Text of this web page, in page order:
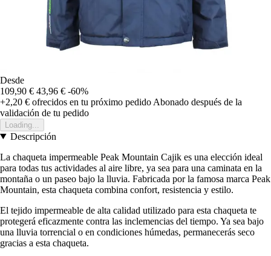
Desde
109,90 € 43,96 € -60%
+2,20 € ofrecidos en tu próximo pedido Abonado después de la
validación de tu pedido
Loading...
Descripción
La chaqueta impermeable Peak Mountain Cajik es una elección ideal
para todas tus actividades al aire libre, ya sea para una caminata en la
montaña o un paseo bajo la lluvia. Fabricada por la famosa marca Peak
Mountain, esta chaqueta combina confort, resistencia y estilo.
El tejido impermeable de alta calidad utilizado para esta chaqueta te
protegerá eficazmente contra las inclemencias del tiempo. Ya sea bajo
una lluvia torrencial o en condiciones húmedas, permanecerás seco
gracias a esta chaqueta.